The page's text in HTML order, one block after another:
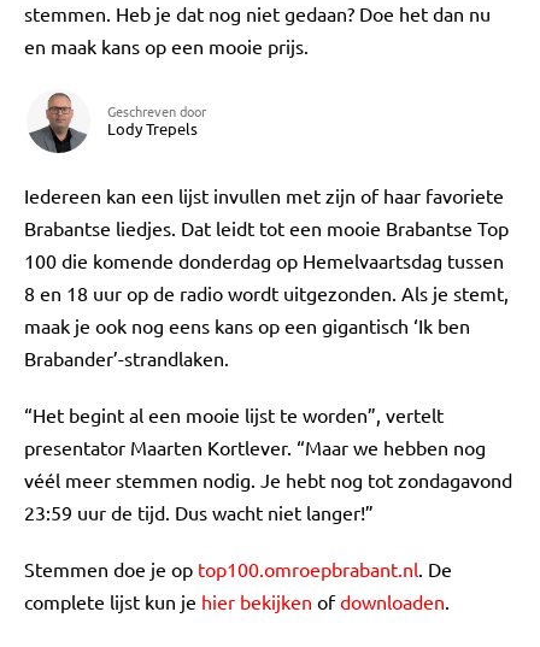
stemmen. Heb je dat nog niet gedaan? Doe het dan nu
en maak kans op een mooie prijs.
Geschreven door
Lody Trepels
Iedereen kan een lijst invullen met zijn of haar favoriete
Brabantse liedjes. Dat leidt tot een mooie Brabantse Top
100 die komende donderdag op Hemelvaartsdag tussen
8 en 18 uur op de radio wordt uitgezonden. Als je stemt,
maak je ook nog eens kans op een gigantisch ‘Ik ben
Brabander’-strandlaken.
“Het begint al een mooie lijst te worden”, vertelt
presentator Maarten Kortlever. “Maar we hebben nog
véél meer stemmen nodig. Je hebt nog tot zondagavond
23:59 uur de tijd. Dus wacht niet langer!”
Stemmen doe je op top100.omroepbrabant.nl. De
complete lijst kun je hier bekijken ofdownloaden.